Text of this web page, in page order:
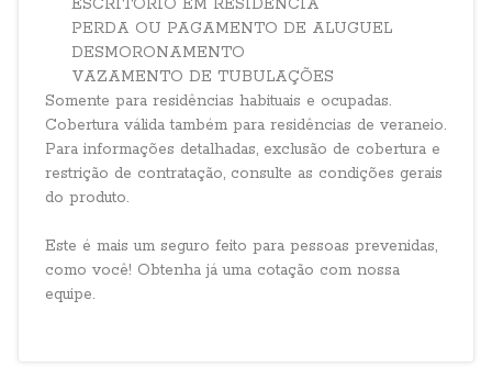
ESCRITÓRIO EM RESIDÊNCIA
PERDA OU PAGAMENTO DE ALUGUEL
DESMORONAMENTO
VAZAMENTO DE TUBULAÇÕES
Somente para residências habituais e ocupadas.
Cobertura válida também para residências de veraneio.
Para informações detalhadas, exclusão de cobertura e
restrição de contratação, consulte as condições gerais
do produto.
Este é mais um seguro feito para pessoas prevenidas,
como você! Obtenha já uma cotação com nossa
equipe.